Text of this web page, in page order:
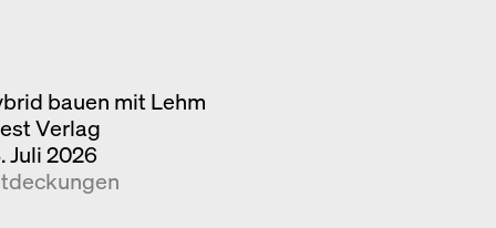
bauen mit Lehm
Verlag
Juli 2026